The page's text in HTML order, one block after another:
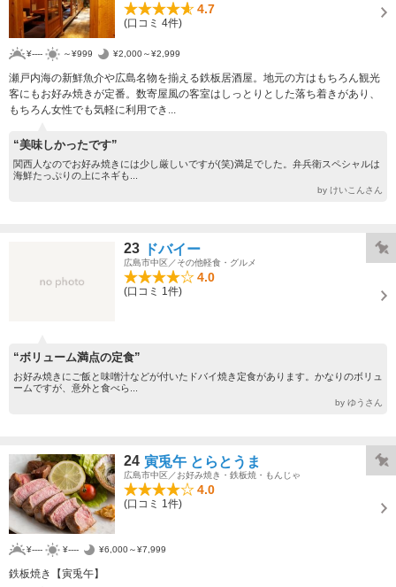
4.7
(口コミ 4件)
¥---- ～¥999 ¥2,000～¥2,999
瀬戸内海の新鮮魚介や広島名物を揃える鉄板居酒屋。地元の方はもちろん観光
客にもお好み焼きが定番。数寄屋風の客室はしっとりとした落ち着きがあり、
もちろん女性でも気軽に利用でき...
“美味しかったです”
関西人なのでお好み焼きには少し厳しいですが(笑)満足でした。弁兵衛スペシャルは
海鮮たっぷりの上にネギも...
by けいこんさん
23 ドバイー
広島市中区／その他軽食・グルメ
4.0
(口コミ 1件)
“ボリューム満点の定食”
お好み焼きにご飯と味噌汁などが付いたドバイ焼き定食があります。かなりのボリュ
ームですが、意外と食べら...
by ゆうさん
24 寅兎午 とらとうま
広島市中区／お好み焼き・鉄板焼・もんじゃ
4.0
(口コミ 1件)
¥---- ¥---- ¥6,000～¥7,999
鉄板焼き【寅兎午】